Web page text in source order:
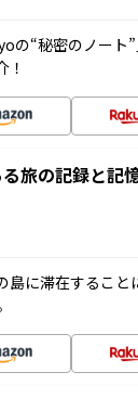
の“秘密のノート
！
旅の記録と記
島に滞在するこ